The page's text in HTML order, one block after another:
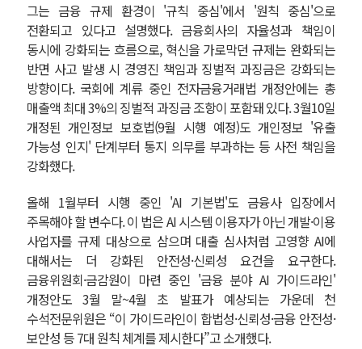
그는 금융 규제 환경이 '규칙 중심'에서 '원칙 중심'으로
전환되고 있다고 설명했다. 금융회사의 자율성과 책임이
동시에 강화되는 흐름으로, 혁신을 가로막던 규제는 완화되는
반면 사고 발생 시 경영진 책임과 징벌적 과징금은 강화되는
방향이다. 국회에 계류 중인 전자금융거래법 개정안에는 총
매출액 최대 3%의 징벌적 과징금 조항이 포함돼 있다. 3월10일
개정된 개인정보 보호법(9월 시행 예정)도 개인정보 '유출
가능성 인지' 단계부터 통지 의무를 부과하는 등 사전 책임을
강화했다.
올해 1월부터 시행 중인 'AI 기본법'도 금융사 입장에서
주목해야 할 변수다. 이 법은 AI 시스템 이용자가 아닌 개발·이용
사업자를 규제 대상으로 삼으며 대출 심사처럼 고영향 AI에
대해서는 더 강화된 안전성·신뢰성 요건을 요구한다.
금융위원회·금감원이 마련 중인 '금융 분야 AI 가이드라인'
개정안도 3월 말~4월 초 발표가 예상되는 가운데 천
수석전문위원은 “이 가이드라인이 합법성·신뢰성·금융 안전성·
보안성 등 7대 원칙 체계를 제시한다”고 소개했다.